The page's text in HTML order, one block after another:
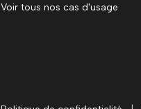
Voir tous nos cas d'usage